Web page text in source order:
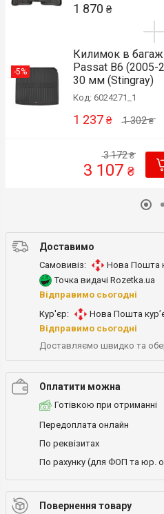
1 870 ₴
-5%
Килимок в
Passat B6 (2005-
30 мм (Stingray)
Код: 6024271_1
1 302₴
1 237 ₴
3 172₴
3 107 ₴
Доставимо
Самовивіз: Нова Пошта
Точка видачі Rozetka.ua
Відправимо сьогодні
Кур'єр:
Нова Пошта
Відправимо сьогодні
Доставляємо швидко та
Оплатити можна
Готівкою при отриманні
Передоплата онлайн
По реквізитах
По рахунку (для ФОП та юр.
Повернення товару